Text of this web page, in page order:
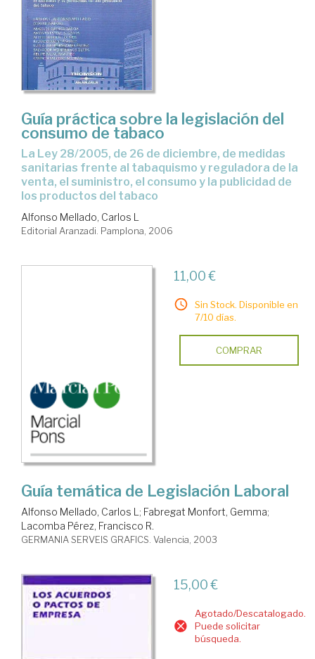
Guía práctica sobre la legislación del
consumo de tabaco
la Ley 28/2005, de 26 de diciembre, de medidas
sanitarias frente al tabaquismo y reguladora de la
venta, el suministro, el consumo y la publicidad de
los productos del tabaco
Alfonso Mellado, Carlos L
Editorial Aranzadi. Pamplona, 2006
11,00 €
Sin Stock. Disponible en
7/10 días.
COMPRAR
Guía temática de Legislación Laboral
Alfonso Mellado, Carlos L ; Fabregat Monfort, Gemma;
Lacomba Pérez, Francisco R.
GERMANIA SERVEIS GRAFICS. Valencia, 2003
15,00 €
Agotado/Descatalogado.
Puede solicitar
búsqueda.